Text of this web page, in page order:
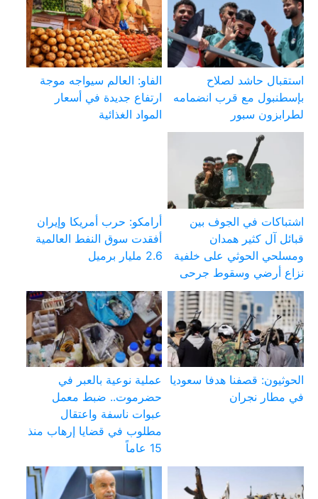
استقبال حاشد لصلاح
بإسطنبول مع قرب انضمامه
لطرابزون سبور
الفاو: العالم سيواجه موجة
ارتفاع جديدة في أسعار
المواد الغذائية
اشتباكات في الجوف بين
قبائل آل كثير همدان
ومسلحي الحوثي على خلفية
نزاع أرضي وسقوط جرحى
أرامكو: حرب أمريكا وإيران
أفقدت سوق النفط العالمية
2.6 مليار برميل
الحوثيون: قصفنا هدفا سعوديا
في مطار نجران
عملية نوعية بالعبر في
حضرموت.. ضبط معمل
عبوات ناسفة واعتقال
مطلوب في قضايا إرهاب منذ
15 عاماً